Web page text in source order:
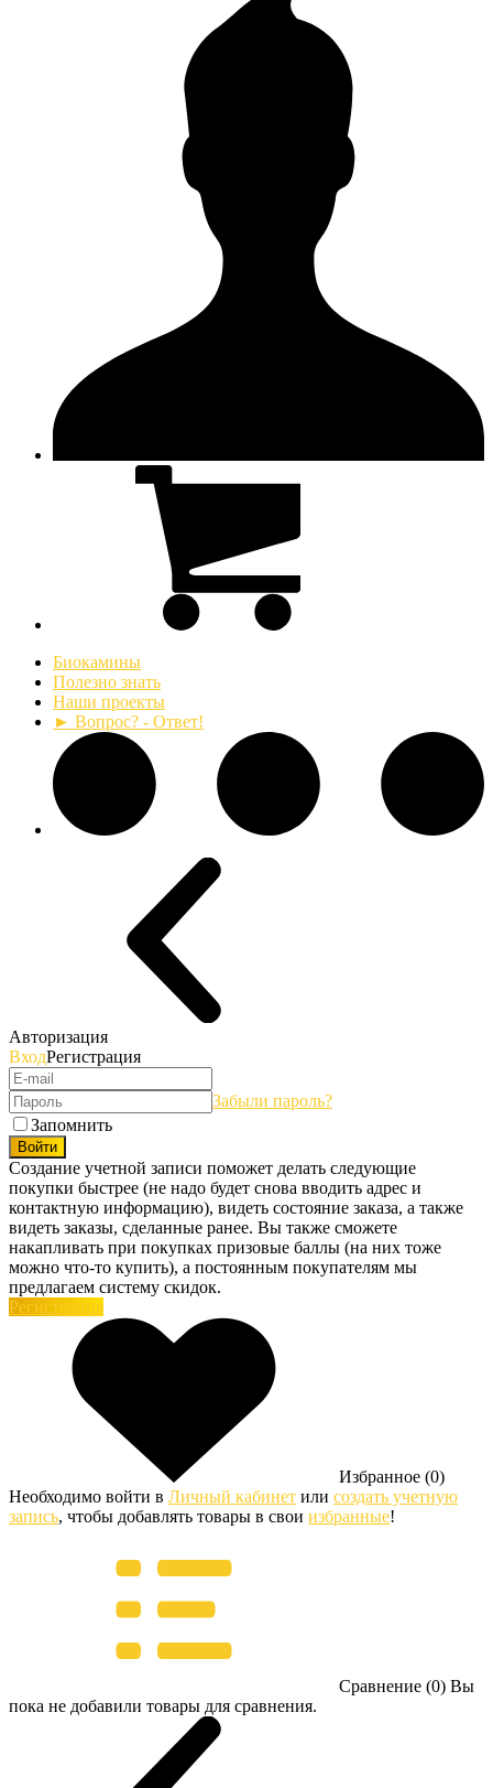
Биокамины
Полезно знать
Наши проекты
► Вопрос? - Ответ!
Авторизация
ВходРегистрация
Забыли пароль?
Запомнить
Войти
Создание учетной записи поможет делать следующие
покупки быстрее (не надо будет снова вводить адрес и
контактную информацию), видеть состояние заказа, а также
видеть заказы, сделанные ранее. Вы также сможете
накапливать при покупках призовые баллы (на них тоже
можно что-то купить), а постоянным покупателям мы
предлагаем систему скидок.
Регистрация
Избранное (0)
Необходимо войти в Личный кабинет или создать учетную
запись, чтобы добавлять товары в свои избранные!
Сравнение (0) Вы
пока не добавили товары для сравнения.